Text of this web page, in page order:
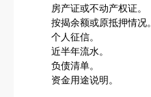
房产证或不动产权证。
按揭余额或原抵押情况。
个人征信。
近半年流水。
负债清单。
资金用途说明。